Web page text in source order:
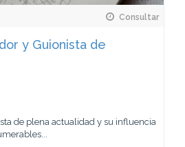
Consultar
y Guionista de
de plena actualidad y su influencia